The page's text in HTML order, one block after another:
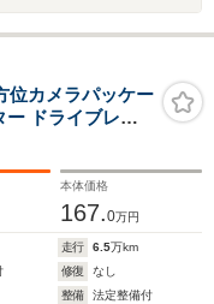
カメラパッケー
ドライブレコ
ォークスルー
本体価格
167.0万円
走行 6.5万km
修復
なし
整備
法定整備付